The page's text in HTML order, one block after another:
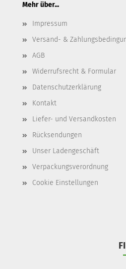
Mehr über...
Impressum
Versand- &
AGB
Widerrufsrecht & Formular
Datenschutzerklärung
Kontakt
Liefer- und Versandkosten
Rücksendungen
Unser Ladengeschäft
Verpackungsverordnung
Cookie Einstellungen